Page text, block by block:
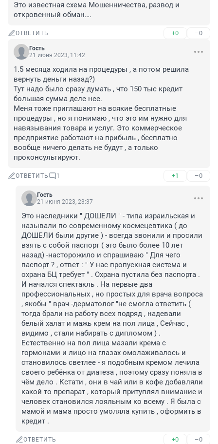
Это известная схема Мошенничества, развод и
откровенный обман….
ОТВЕТИТЬ +0 –0
Гость
21 июня 2023, 11:42
1.5 месяца ходила на процедуры , а потом решила
вернуть деньги назад?)
Тут надо было сразу думать , что 150 тыс кредит
большая сумма деле нее.
Меня тоже приглашают на всякие бесплатные
процедуры , но я понимаю , что это им нужно для
навязывания товара и услуг. Это коммерческое
предприятие работают на прибыль , бесплатно
вообще ничего делать не будут , а только
проконсультируют.
ОТВЕТИТЬ 1 +1 –0
Гость
21 июня 2023, 23:37
Это наследники " ДОШЕЛИ " - типа израильская и
называли по современному космецевтика ( до
ДОШЕЛИ были другие ) - всегда звонили и просили
взять с собой паспорт ( это было более 10 лет
назад) -насторожило и спрашиваю " Для чего
паспорт ? , ответ : " У нас пропускная система и
охрана БЦ требует " . Охрана пустила без паспорта .
И начался спектакль . На первые два
профессиональных , но простых для врача вопроса
, якобы " врач -дерматолог "не смогла ответить (
тогда брали на работу всех подряд , надевали
белый халат и мажь крем на пол лица , Сейчас ,
видимо , стали набирать с дипломом ) .
Естественно на пол лица мазали крема с
гормонами и лицо на глазах омолаживалось и
становилось светлее - я подобным кремом лечила
своего ребёнка от диатеза , поэтому сразу поняла в
чём дело . Кстати , они в чай или в кофе добавляли
какой то препарат , который притуплял внимание и
человек становился лояльным ко всему . Я была с
мамой и мама просто умоляла купить , оформить в
кредит .
ОТВЕТИТЬ +0 –0